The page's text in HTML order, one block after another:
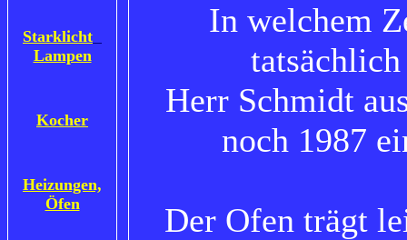
Starklicht
Lampen
Kocher
Heizungen,
Öfen
In welchem
Herr Schmidt
noch 1987
Der Ofen trägt